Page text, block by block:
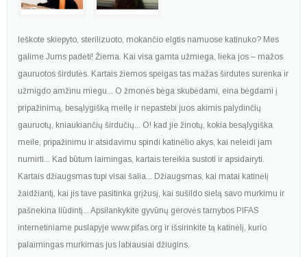
Ieškote skiepyto, sterilizuoto, mokančio elgtis namuose katinuko? Mes
galime Jums padėti! Žiema. Kai visa gamta užmiega, lieka jos – mažos
gauruotos širdutės. Kartais žiemos speigas tas mažas širdutes surenka ir
užmigdo amžinu miegu... O žmonės bėga skubėdami, eina bėgdami į
pripažinimą, besąlygišką meilę ir nepastebi juos akimis palydinčių
gauruotų, kniaukiančių širdučių... O! kad jie žinotų, kokia besąlygiška
meile, pripažinimu ir atsidavimu spindi katinėlio akys, kai neleidi jam
numirti... Kad būtum laimingas, kartais tereikia sustoti ir apsidairyti.
Kartais džiaugsmas tupi visai šalia... Džiaugsmas, kai matai katinėlį
žaidžiantį, kai jis tave pasitinka grįžusį, kai sušildo sielą savo murkimu ir
pašnekina liūdintį... Apsilankykite gyvūnų gerovės tarnybos PIFAS
internetiniame puslapyje www.pifas.org ir išsirinkite tą katinėlį, kurio
palaimingas murkimas jus labiausiai džiugins.